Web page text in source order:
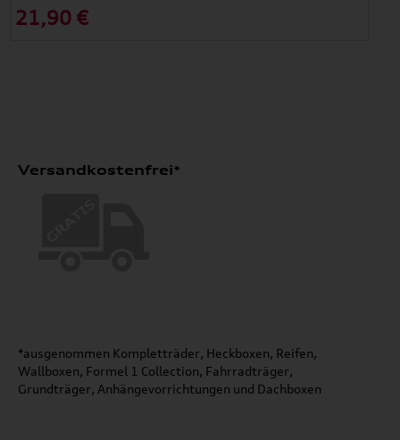
21,90 €
Versandkostenfrei*
*ausgenommen Kompletträder, Heckboxen, Reifen,
Wallboxen, Formel 1 Collection, Fahrradträger,
Grundträger, Anhängevorrichtungen und Dachboxen